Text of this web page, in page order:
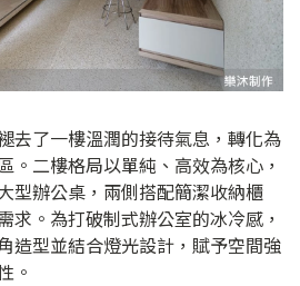
去了一樓溫潤的接待氣息，轉化為
。二樓格局以單純、高效為核心，
型辦公桌，兩側搭配簡潔收納櫃
求。為打破制式辦公室的冰冷感，
造型並結合燈光設計，賦予空間強
。